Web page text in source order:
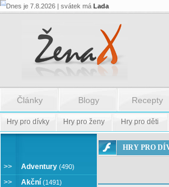
Dnes je 7.8.2026 | svátek má Lada
Články Blogy Recepty
Hry pro dívky Hry pro ženy Hry pro děti
PRO
DÍVKY
>> Adventury (490)
>> Akční (1491)
HRY PRO